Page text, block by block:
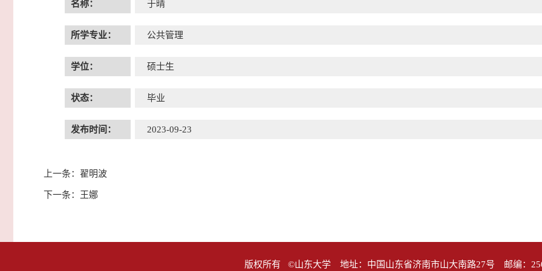
名称： 于晴
所学专业： 公共管理
学位： 硕士生
状态： 毕业
发布时间： 2023-09-23
上一条： 翟明波
下一条： 王娜
版权所有 ©山东大学 地址：中国山东省济南市山大南路27号 邮编：